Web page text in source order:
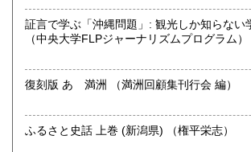
証言で学ぶ「沖縄問題」: 観光しか知らない
（中央大学FLPジャーナリズムプログラム）
復刻版 あゝ満洲 （満洲回顧集刊行会 編）
ふるさと史話 上巻 (新潟県) （権平栄志）